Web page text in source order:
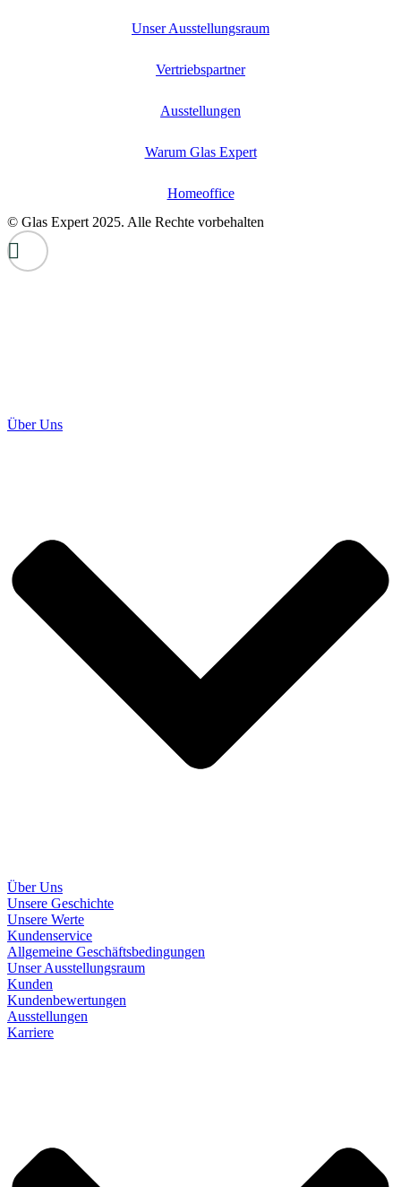
Unser Ausstellungsraum
Vertriebspartner
Ausstellungen
Warum Glas Expert
Homeoffice
© Glas Expert 2025. Alle Rechte vorbehalten
Über Uns
Über Uns
Unsere Geschichte
Unsere Werte
Kundenservice
Allgemeine Geschäftsbedingungen
Unser Ausstellungsraum
Kunden
Kundenbewertungen
Ausstellungen
Karriere